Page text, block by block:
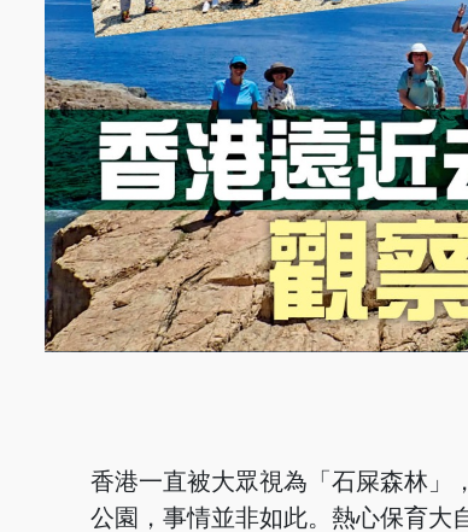
香港一直被大眾視為「石屎森林」
公園，事情並非如此。熱心保育大